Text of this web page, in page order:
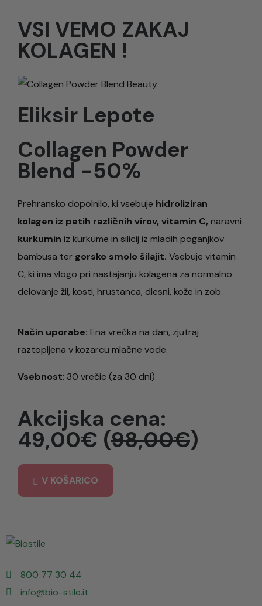
VSI VEMO ZAKAJ
KOLAGEN !
Eliksir Lepote
Collagen Powder
Blend -50%
Prehransko dopolnilo, ki vsebuje hidroliziran
kolagen iz petih različnih virov, vitamin C, naravni
kurkumin iz kurkume in silicij iz mladih poganjkov
bambusa ter gorsko smolo šilajit. Vsebuje vitamin
C, ki ima vlogo pri nastajanju kolagena za normalno
delovanje žil, kosti, hrustanca, dlesni, kože in zob.
Način uporabe: Ena vrečka na dan, zjutraj
raztopljena v kozarcu mlačne vode.
Vsebnost: 30 vrečic (za 30 dni)
Akcijska cena:
49,00€ (98,00€)
V KOŠARICO
800 77 30 44
info@bio-stile.it